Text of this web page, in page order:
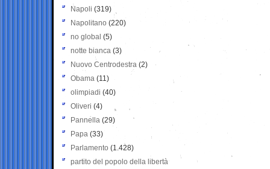
Napoli (319)
Napolitano (220)
no global (5)
notte bianca (3)
Nuovo Centrodestra (2)
Obama (11)
olimpiadi (40)
Oliveri (4)
Pannella (29)
Papa (33)
Parlamento (1.428)
partito del popolo della libertà